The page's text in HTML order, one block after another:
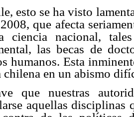
esto se ha visto
que afecta
ciencia nacional, tales
las becas de
humanos. Esta
chilena en un abismo
que nuestras
aquellas disciplinas